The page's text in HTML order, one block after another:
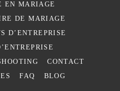
EN MARIAGE
DE MARIAGE
D’ENTREPRISE
CONTACT
FAQ BLOG